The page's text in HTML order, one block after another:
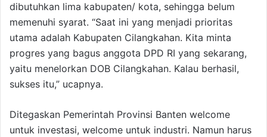
dibutuhkan lima kabupaten/ kota, sehingga belum
memenuhi syarat. “Saat ini yang menjadi prioritas
utama adalah Kabupaten Cilangkahan. Kita minta
progres yang bagus anggota DPD RI yang sekarang,
yaitu menelorkan DOB Cilangkahan. Kalau berhasil,
sukses itu,” ucapnya.
Ditegaskan Pemerintah Provinsi Banten welcome
untuk investasi, welcome untuk industri. Namun harus